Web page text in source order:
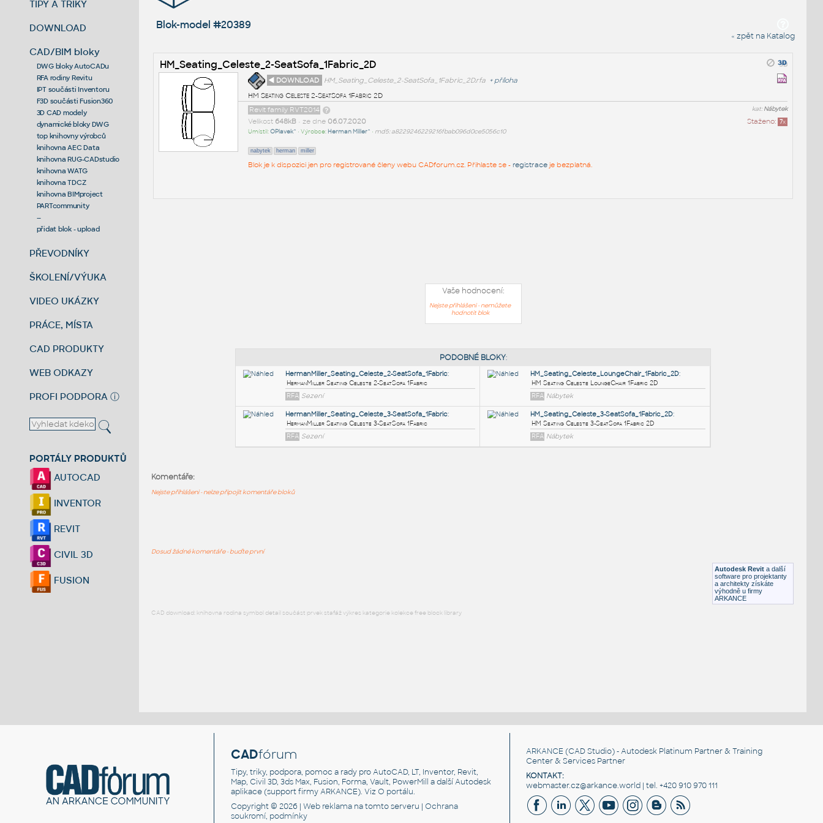
TIPY A TRIKY
DOWNLOAD
CAD/BIM bloky
DWG bloky AutoCADu
RFA rodiny Revitu
IPT součásti Inventoru
F3D součásti Fusion360
3D CAD modely
dynamické bloky DWG
top knihovny výrobců
knihovna AEC Data
knihovna RUG-CADstudio
knihovna WATG
knihovna TDCZ
knihovna BIMproject
PARTcommunity
--
přidat blok - upload
PŘEVODNÍKY
ŠKOLENÍ/VÝUKA
VIDEO UKÁZKY
PRÁCE, MÍSTA
CAD PRODUKTY
WEB ODKAZY
PROFI PODPORA ⓘ
PORTÁLY PRODUKTŮ
AUTOCAD
INVENTOR
REVIT
CIVIL 3D
FUSION
Blok-model #20389
« zpět na Katalog
HM_Seating_Celeste_2-SeatSofa_1Fabric_2D
◄ DOWNLOAD HM_Seating_Celeste_2-SeatSofa_1Fabric_2D.rfa + příloha
HM Seating Celeste 2-SeatSofa 1Fabric 2D
kat:Nábytek
Revit family RVT2014
Staženo: 7x
Velikost 648kB• ze dne 06.07.2020
Umístil:OPlavek^ • Výrobce: Herman Miller^ • md5: a8229246229216fbab096d0ce5056c10
nabytek herman miller
Blok je k dispozici jen pro registrované členy webu CADforum.cz. Přihlaste se - registraceje bezplatná.
Vaše hodnocení:
Nejste přihlášeni - nemůžete
hodnotit blok
Autodesk Revit a další
software pro projektanty
a architekty získáte
výhodně u firmy
ARKANCE
Komentáře:
Nejste přihlášeni - nelze připojit komentáře bloků
Dosud žádné komentáře - buďte první
CAD download: knihovna rodina symbol detail součást prvek stafáž výkres kategorie kolekce free block library
CADfórum
Tipy, triky, podpora, pomoc a rady pro AutoCAD, LT, Inventor, Revit,
Map, Civil 3D, 3ds Max, Fusion, Forma, Vault, PowerMill a další Autodesk
aplikace (support firmy ARKANCE). VizO portálu.
Copyright © 2026 |Web reklama na tomto serveru |Ochrana
soukromí, podmínky
ARKANCE (CAD Studio) - Autodesk Platinum Partner & Training
Center & Services Partner
KONTAKT:
webmaster.cz@arkance.world | tel. +420 910 970 111